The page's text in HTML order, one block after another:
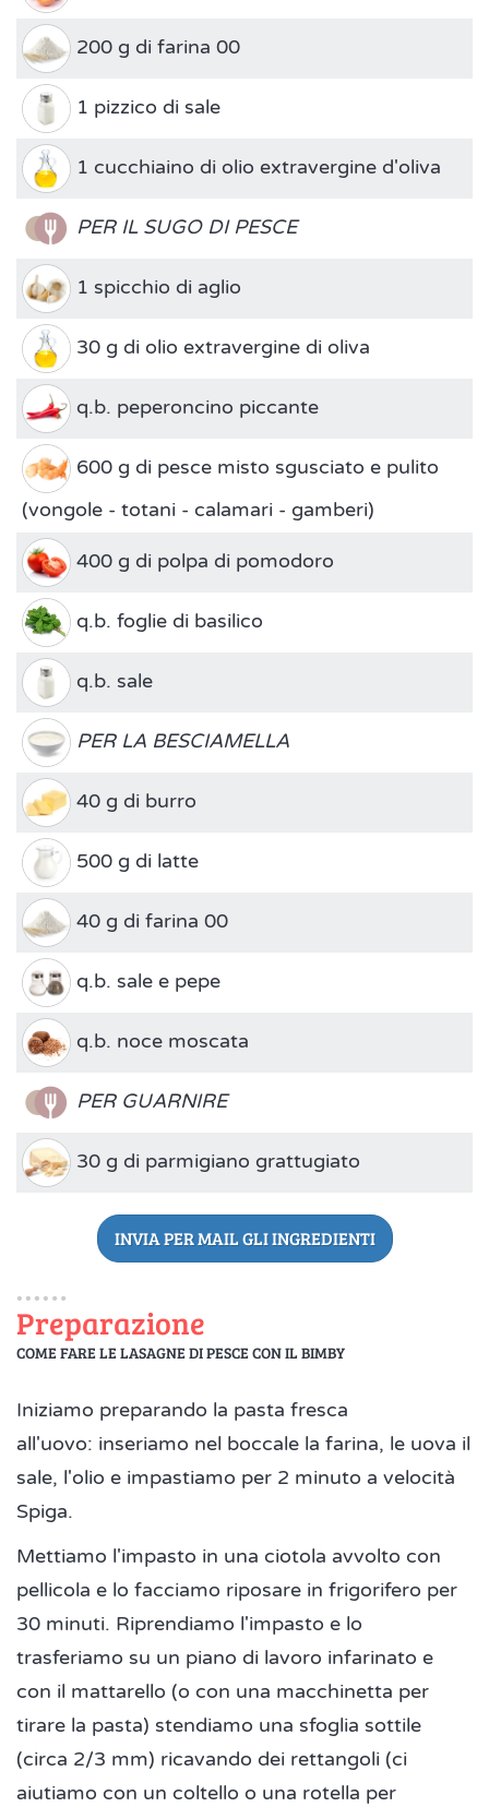
200 g di farina 00
1 pizzico di sale
1 cucchiaino di olio extravergine d'oliva
PER IL SUGO DI PESCE
1 spicchio di aglio
30 g di olio extravergine di oliva
q.b. peperoncino piccante
600 g di pesce misto sgusciato e pulito
(vongole - totani - calamari - gamberi)
400 g di polpa di pomodoro
q.b. foglie di basilico
q.b. sale
PER LA BESCIAMELLA
40 g di burro
500 g di latte
40 g di farina 00
q.b. sale e pepe
q.b. noce moscata
PER GUARNIRE
30 g di parmigiano grattugiato
INVIA PER MAIL GLI INGREDIENTI
Preparazione
COME FARE LE LASAGNE DI PESCE CON IL BIMBY
Iniziamo preparando la pasta fresca
all'uovo: inseriamo nel boccale la farina, le uova il
sale, l'olio e impastiamo per 2 minuto a velocità
Spiga.
Mettiamo l'impasto in una ciotola avvolto con
pellicola e lo facciamo riposare in frigorifero per
30 minuti. Riprendiamo l'impasto e lo
trasferiamo su un piano di lavoro infarinato e
con il mattarello (o con una macchinetta per
tirare la pasta) stendiamo una sfoglia sottile
(circa 2/3 mm) ricavando dei rettangoli (ci
aiutiamo con un coltello o una rotella per